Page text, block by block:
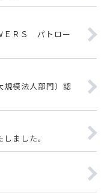
ＥＲＳ パトロー
規模法人部門）認
ました。